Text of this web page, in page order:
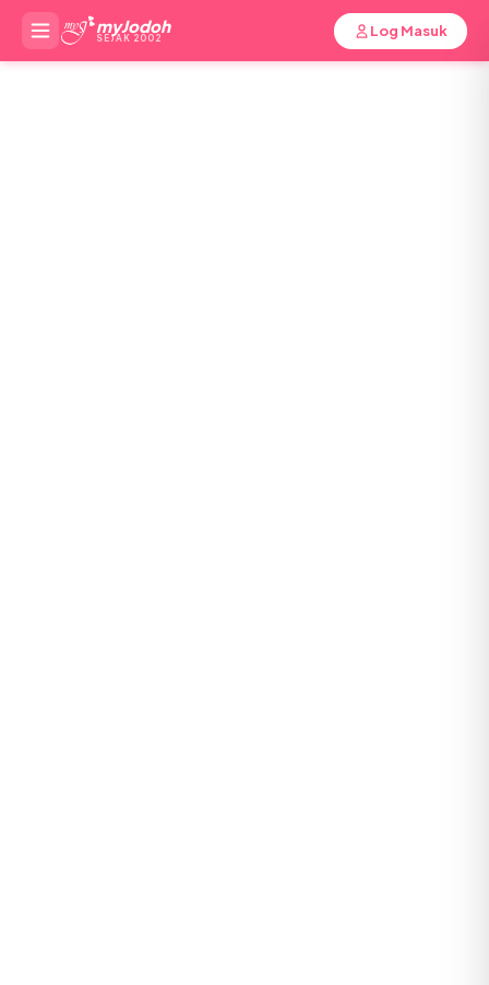
myJodoh
SEJAK 2002 Log Masuk